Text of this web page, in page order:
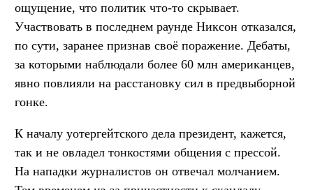
ощущение, что политик что-то скрывает.
Участвовать в последнем раунде Никсон отказался,
по сути, заранее признав своё поражение. Дебаты,
за которыми наблюдали более 60 млн американцев,
явно повлияли на расстановку сил в предвыборной
гонке.
К началу уотергейтского дела президент, кажется,
так и не овладел тонкостями общения с прессой.
На нападки журналистов он отвечал молчанием.